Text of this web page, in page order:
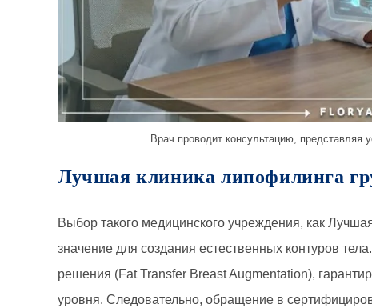
Врач проводит консультацию, представляя
Лучшая клиника липофилинга
Выбор такого медицинского учреждения, как
значение для создания естественных контуров
решения (Fat Transfer Breast Augmentation),
уровня. Следовательно, обращение в